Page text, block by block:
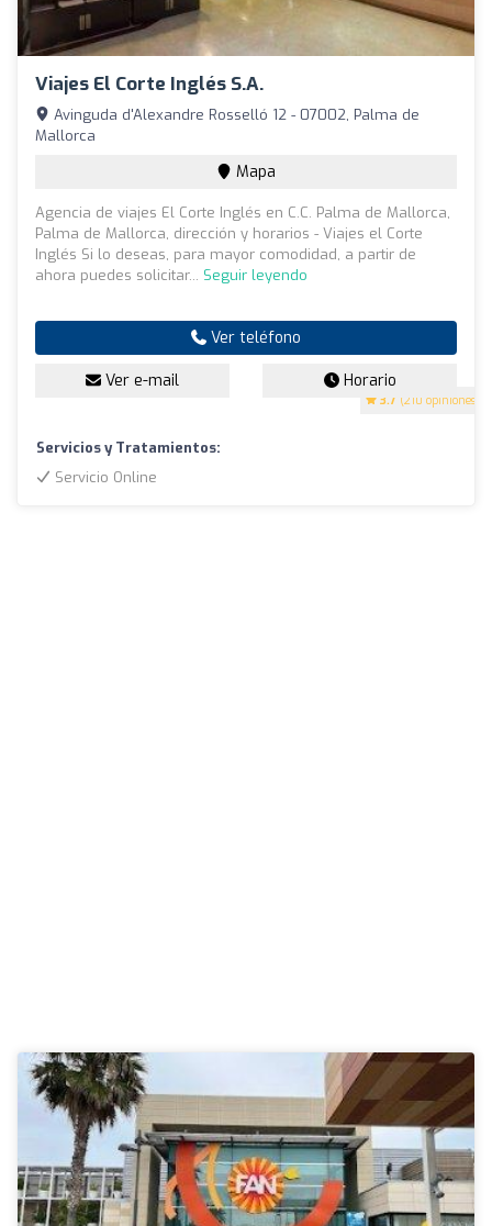
Viajes El Corte Inglés S.A.
3.7 (210 opiniones)
Avinguda d'Alexandre Rosselló 12 - 07002, Palma de
Mallorca
Mapa
Agencia de viajes El Corte Inglés en C.C. Palma de Mallorca,
Palma de Mallorca, dirección y horarios - Viajes el Corte
Inglés Si lo deseas, para mayor comodidad, a partir de
ahora puedes solicitar... Seguir leyendo
Ver teléfono
Ver e-mail Horario
Servicios y Tratamientos:
Servicio Online